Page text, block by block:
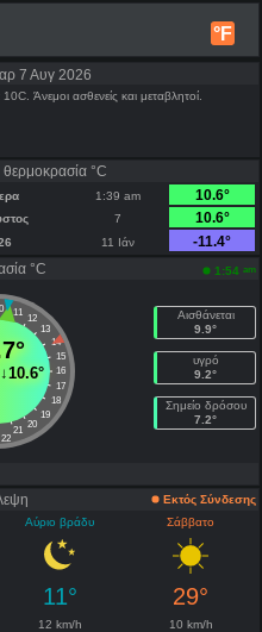
°F
7 Αυγ 2026
Άνεμοι ασθενείς και μεταβλητοί.
θερμοκρασία °C
1:39 am
10.6°
7
10.6°
11 Ιάν
-11.4°
°C
1:54 am
11
12
13
14
15
16
17
18
19
20
21
22
10.6°
Αισθάνεται
9.9°
υγρό
9.2°
Σημείο δρόσου
7.2°
Εκτός Σύνδεσης
Αύριο βράδυ Σάββατο
11° 29°
12 km/h 10 km/h